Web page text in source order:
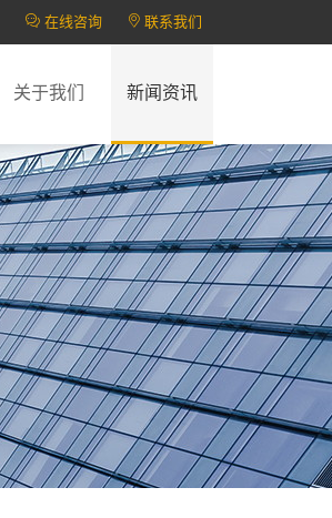
在线咨询 联系我们
关于我们 新闻资讯